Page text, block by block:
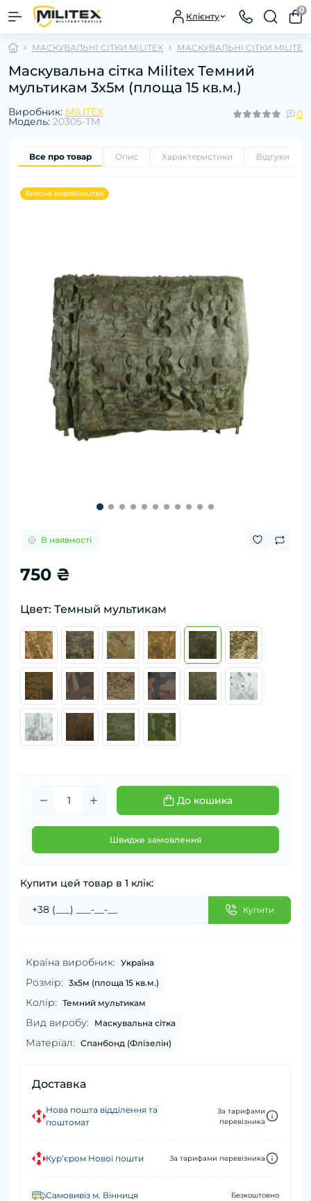
Клієнту
0
МАСКУВАЛЬНІ СІТКИ MILITEX МАСКУВАЛЬНІ СІТКИ
Маскувальна сітка Militex Темний
мультикам 3х5м (площа 15 кв.м.)
Виробник: MILITEX
Модель: 20305-ТМ
0
Все про товар Опис Характеристики Відгуки
Власне виробництво
В наявності
750 ₴
Цвет: Темный мультикам
До кошика
Швидке замовлення
Купити цей товар в 1 клік:
Купити
Країна виробник: Україна
Розмір: 3х5м (площа 15 кв.м.)
Колір: Темний мультикам
Вид виробу: Маскувальна сітка
Матеріал: Спанбонд (Флізелін)
Доставка
Нова пошта відділення та
поштомат
За тарифами
перевізника
Кур’єром Нової пошти За тарифами перевізника
Самовивіз м. Вінниця Безкоштовно